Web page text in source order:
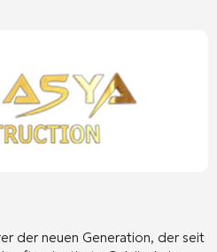
der neuen Generation, der seit